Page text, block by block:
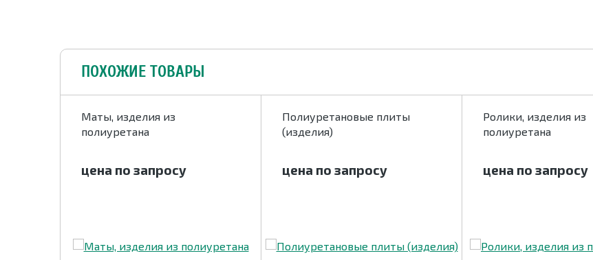
ПОХОЖИЕ ТОВАРЫ
Маты, изделия из
полиуретана
цена по запросу
Полиуретановые плиты
(изделия)
цена по запросу
Ролики, изделия из
полиуретана
цена по запросу